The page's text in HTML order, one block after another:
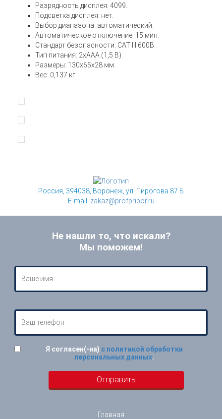
Разрядность дисплея: 4099.
Подсветка дисплея: нет.
Выбор диапазона: автоматический.
Автоматическое отключение: 15 мин.
Стандарт безопасности: CAT III 600В.
Тип питания: 2хААА (1,5 В).
Размеры: 130х65х28 мм.
Вес: 0,137 кг.
Россия, 394038, Воронеж, ул. Пирогова 87 Б
E-mail: zakaz@profpribor.ru
Не нашли то, что искали?
Мы поможем!
Я согласен(-на) с политикой обработки
персональных данных.
Главная